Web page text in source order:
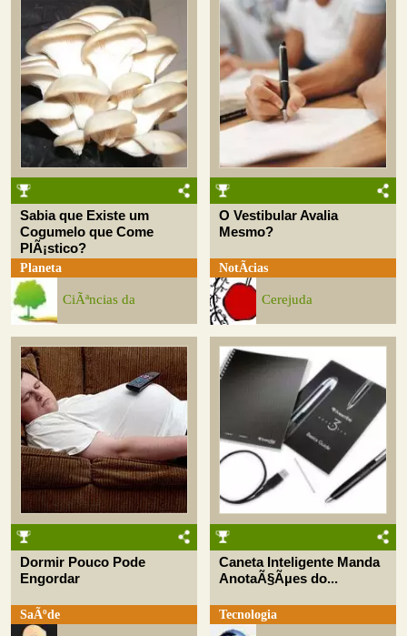
Sabia que Existe um
Cogumelo que Come
PlÃ¡stico?
Planeta
CiÃªncias da
O Vestibular Avalia
Mesmo?
NotÃ­cias
Cerejuda
Dormir Pouco Pode
Engordar
SaÃºde
Caneta Inteligente Manda
AnotaÃ§Ãµes do...
Tecnologia